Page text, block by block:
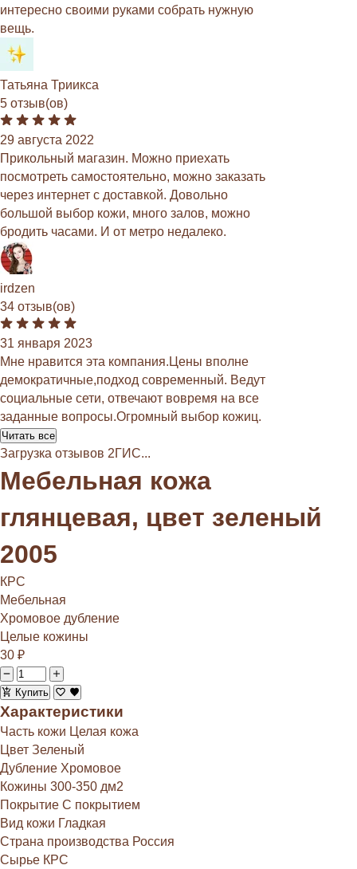
интересно своими руками собрать нужную
вещь.
Татьяна Триикса
5 отзыв(ов)
29 августа 2022
Прикольный магазин. Можно приехать
посмотреть самостоятельно, можно заказать
через интернет с доставкой. Довольно
большой выбор кожи, много залов, можно
бродить часами. И от метро недалеко.
irdzen
34 отзыв(ов)
31 января 2023
Мне нравится эта компания.Цены вполне
демократичные,подход современный. Ведут
социальные сети, отвечают вовремя на все
заданные вопросы.Огромный выбор кожиц.
Читать все
Загрузка отзывов 2ГИС...
Мебельная кожа
глянцевая, цвет зеленый
2005
КРС
Мебельная
Хромовое дубление
Целые кожины
30 ₽
Купить
Характеристики
Часть кожи Целая кожа
Цвет Зеленый
Дубление Хромовое
Кожины 300-350 дм2
Покрытие С покрытием
Вид кожи Гладкая
Страна производства Россия
Сырье КРС